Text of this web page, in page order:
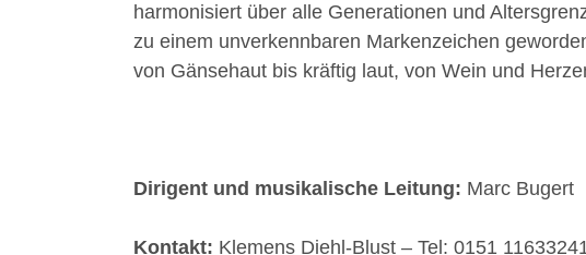
harmonisiert über alle Generationen und
zu einem unverkennbaren Markenzeichen
von Gänsehaut bis kräftig laut, von Wein und
Dirigent und musikalische Leitung: Marc Bugert
Kontakt: Klemens Diehl-Blust – Tel: 0151